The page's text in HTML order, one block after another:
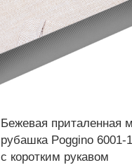
Бежевая приталенная
рубашка Poggino 6001-
с коротким рукавом